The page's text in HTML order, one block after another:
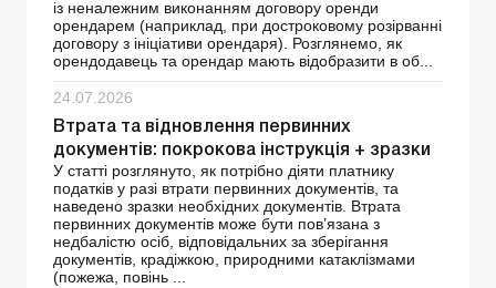
із неналежним виконанням договору оренди
орендарем (наприклад, при достроковому розірванні
договору з ініціативи орендаря). Розглянемо, як
орендодавець та орендар мають відобразити в об...
24.07.2026
Втрата та відновлення первинних
документів: покрокова інструкція + зразки
У статті розглянуто, як потрібно діяти платнику
податків у разі втрати первинних документів, та
наведено зразки необхідних документів. Втрата
первинних документів може бути пов’язана з
недбалістю осіб, відповідальних за зберігання
документів, крадіжкою, природними катаклізмами
(пожежа, повінь ...